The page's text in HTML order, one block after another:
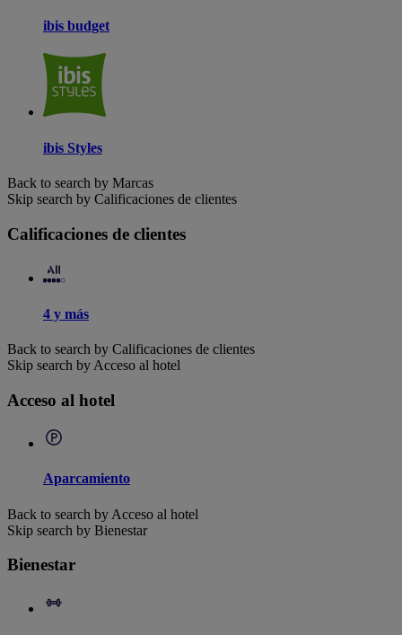
ibis budget
ibis Styles
Back to search by Marcas
Skip search by Calificaciones de clientes
Calificaciones de clientes
4 y más
Back to search by Calificaciones de clientes
Skip search by Acceso al hotel
Acceso al hotel
Aparcamiento
Back to search by Acceso al hotel
Skip search by Bienestar
Bienestar